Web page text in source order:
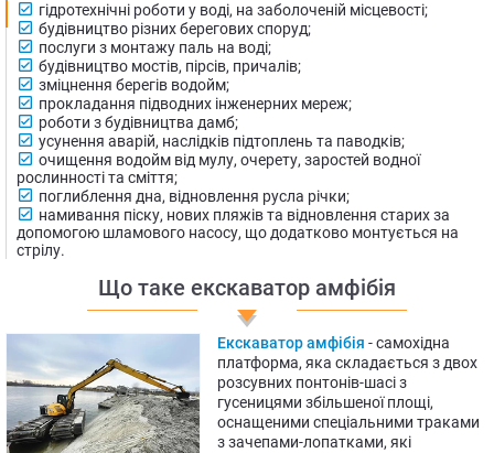
гідротехнічні роботи у воді, на заболоченій місцевості;
будівництво різних берегових споруд;
послуги з монтажу паль на воді;
будівництво мостів, пірсів, причалів;
зміцнення берегів водойм;
прокладання підводних інженерних мереж;
роботи з будівництва дамб;
усунення аварій, наслідків підтоплень та паводків;
очищення водойм від мулу, очерету, заростей водної
рослинності та сміття;
поглиблення дна, відновлення русла річки;
намивання піску, нових пляжів та відновлення старих за
допомогою шламового насосу, що додатково монтується на
стрілу.
Що таке екскаватор амфібія
Екскаватор амфібія - самохідна
платформа, яка складається з двох
розсувних понтонів-шасі з
гусеницями збільшеної площі,
оснащеними спеціальними траками
з зачепами-лопатками, які